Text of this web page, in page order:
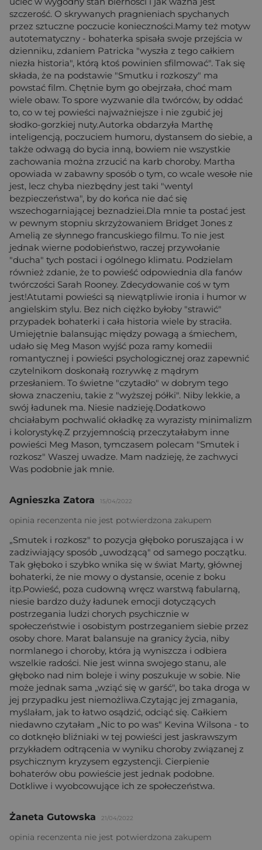
szczerość. O skrywanych pragnieniach spychanych
przez sztuczne poczucie konieczności.Mamy też motyw
autotematyczny - bohaterka spisała swoje przejścia w
dzienniku, zdaniem Patricka "wyszła z tego całkiem
niezła historia", którą ktoś powinien sfilmować". Tak się
składa, że na podstawie "Smutku i rozkoszy" ma
powstać film. Chętnie bym go obejrzała, choć mam
wiele obaw. To spore wyzwanie dla twórców, by oddać
to, co w tej powieści najważniejsze i nie zgubić jej
słodko-gorzkiej nuty.Autorka obdarzyła Marthę
inteligencją, poczuciem humoru, dystansem do siebie, a
także odwagą do bycia inną, bowiem nie wszystkie
zachowania można zrzucić na karb choroby. Martha
opowiada w zabawny sposób o tym, co wcale wesołe nie
jest, lecz chyba niezbędny jest taki "wentyl
bezpieczeństwa", by do końca nie dać się
wszechogarniającej beznadziei.Dla mnie ta postać jest
w pewnym stopniu skrzyżowaniem Bridget Jones z
Amelią ze słynnego francuskiego filmu. To nie jest
jednak wierne podobieństwo, raczej przywołanie
"ducha" tych postaci i ogólnego klimatu. Podzielam
również zdanie, że to powieść odpowiednia dla fanów
twórczości Sarah Rooney. Zdecydowanie coś w tym
jest!Atutami powieści są niewątpliwie ironia i humor w
angielskim stylu. Bez nich ciężko byłoby "strawić"
przypadek bohaterki i cała historia wiele by straciła.
Umiejętnie balansując między powagą a śmiechem,
udało się Meg Mason wyjść poza ramy komedii
romantycznej i powieści psychologicznej oraz zapewnić
czytelnikom doskonałą rozrywkę z mądrym
przesłaniem. To świetne "czytadło" w dobrym tego
słowa znaczeniu, takie z "wyższej półki". Niby lekkie, a
swój ładunek ma. Niesie nadzieję.Dodatkowo
chciałabym pochwalić okładkę za wyrazisty minimalizm
i kolorystykę.Z przyjemnością przeczytałabym inne
powieści Meg Mason, tymczasem polecam "Smutek i
rozkosz" Waszej uwadze. Mam nadzieję, że zachwyci
Was podobnie jak mnie.
Agnieszka Zatora 15/04/2022
opinia recenzenta nie jest potwierdzona zakupem
„Smutek i rozkosz" to pozycja głęboko poruszająca i w
zadziwiający sposób „uwodzącą" od samego początku.
Tak głęboko i szybko wnika się w świat Marty, głównej
bohaterki, że nie mowy o dystansie, ocenie z boku
itp.Powieść, poza cudowną wręcz warstwą fabularną,
niesie bardzo duży ładunek emocji dotyczących
postrzegania ludzi chorych psychicznie w
społeczeństwie i osobistym postrzeganiem siebie przez
osoby chore. Marat balansuje na granicy życia, niby
normlanego i choroby, która ją wyniszcza i odbiera
wszelkie radości. Nie jest winna swojego stanu, ale
głęboko nad nim boleje i winy poszukuje w sobie. Nie
może jednak sama „wziąć się w garść", bo taka droga w
jej przypadku jest niemożliwa.Czytając jej zmagania,
myślałam, jak to łatwo osądzić, odciąć się. Całkiem
niedawno czytałam „Nic to po was" Kevina Wilsona - to
co dotknęło bliźniaki w tej powieści jest jaskrawszym
przykładem odtrącenia w wyniku choroby związanej z
psychicznym kryzysem egzystencji. Cierpienie
bohaterów obu powieście jest jednak podobne.
Dotkliwe i wyobcowujące ich ze społeczeństwa.
Żaneta Gutowska 21/04/2022
opinia recenzenta nie jest potwierdzona zakupem